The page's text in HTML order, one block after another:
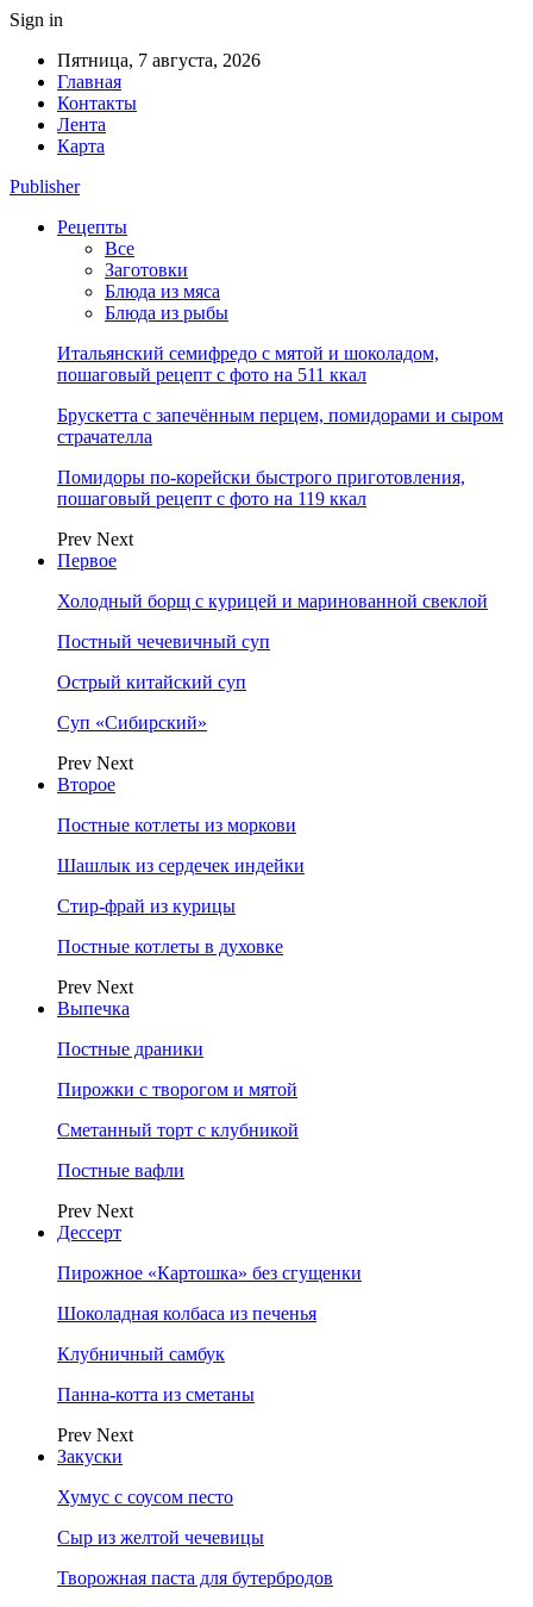
Sign in
Пятница, 7 августа, 2026
Главная
Контакты
Лента
Карта
Publisher
Рецепты
Все
Заготовки
Блюда из мяса
Блюда из рыбы
Итальянский семифредо с мятой и шоколадом,
пошаговый рецепт с фото на 511 ккал
Брускетта с запечённым перцем, помидорами и сыром
страчателла
Помидоры по-корейски быстрого приготовления,
пошаговый рецепт с фото на 119 ккал
Prev Next
Первое
Холодный борщ с курицей и маринованной свеклой
Постный чечевичный суп
Острый китайский суп
Суп «Сибирский»
Prev Next
Второе
Постные котлеты из моркови
Шашлык из сердечек индейки
Стир-фрай из курицы
Постные котлеты в духовке
Prev Next
Выпечка
Постные драники
Пирожки с творогом и мятой
Сметанный торт с клубникой
Постные вафли
Prev Next
Дессерт
Пирожное «Картошка» без сгущенки
Шоколадная колбаса из печенья
Клубничный самбук
Панна-котта из сметаны
Prev Next
Закуски
Хумус с соусом песто
Сыр из желтой чечевицы
Творожная паста для бутербродов